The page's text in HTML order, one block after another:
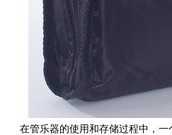
在管乐器的使用和存储过程中，